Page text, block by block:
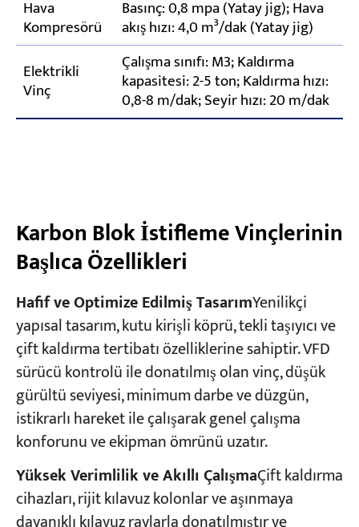
Hava
Kompresörü
Basınç: 0,8 mpa (Yatay jig); Hava
akış hızı: 4,0 m³/dak (Yatay jig)
Elektrikli
Vinç
Çalışma sınıfı: M3; Kaldırma
kapasitesi: 2-5 ton; Kaldırma hızı:
0,8-8 m/dak; Seyir hızı: 20 m/dak
Karbon Blok İstifleme Vinçlerinin
Başlıca Özellikleri
Hafif ve Optimize Edilmiş TasarımYenilikçi
yapısal tasarım, kutu kirişli köprü, tekli taşıyıcı ve
çift kaldırma tertibatı özelliklerine sahiptir. VFD
sürücü kontrolü ile donatılmış olan vinç, düşük
gürültü seviyesi, minimum darbe ve düzgün,
istikrarlı hareket ile çalışarak genel çalışma
konforunu ve ekipman ömrünü uzatır.
Yüksek Verimlilik ve Akıllı ÇalışmaÇift kaldırma
cihazları, rijit kılavuz kolonlar ve aşınmaya